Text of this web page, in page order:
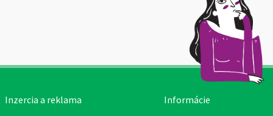
Inzercia a reklama
Informácie